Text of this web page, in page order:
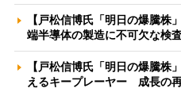
【戸松信博氏「明日の爆騰株
端半導体の製造に不可欠な検
【戸松信博氏「明日の爆騰株
えるキープレーヤー 成長の